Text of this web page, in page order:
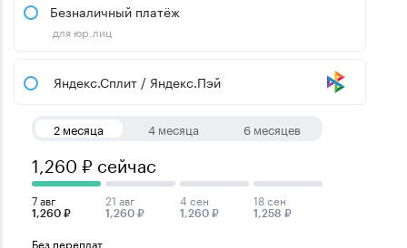
Безналичный платёж
для юр.лиц
Яндекс.Сплит / Яндекс.Пэй
2 месяца 4 месяца 6 месяцев
1,260 ₽ сейчас
7 авг
1,260 ₽
21 авг
1,260 ₽
4 сен
1,260 ₽
18 сен
1,258 ₽
Без переплат